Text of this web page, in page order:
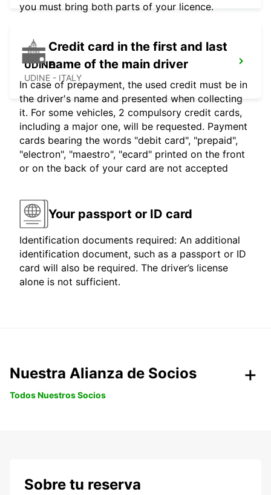
UDINE
UDINE - ITALY
you must bring both parts of your licence.
Credit card in the first and last
name of the main driver
In case of prepayment, the used credit must be in
the driver's name and presented when collecting
it. For some vehicles, 2 compulsory credit cards,
including a major one, will be requested. Payment
cards bearing the words "debit card", "prepaid",
"electron", "maestro", "ecard" printed on the front
or on the back of your card are not accepted
Your passport or ID card
Identification documents required: An additional
identification document, such as a passport or ID
card will also be required. The driver’s license
alone is not sufficient.
Nuestra Alianza de Socios
Todos Nuestros Socios
Sobre tu reserva